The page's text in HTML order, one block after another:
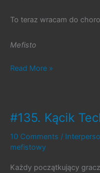
To teraz wracam do
Mefisto
#182.
sztuka
Read More »
#135. Kącik
10 Comments /
mefistowy
Każdy początkujący